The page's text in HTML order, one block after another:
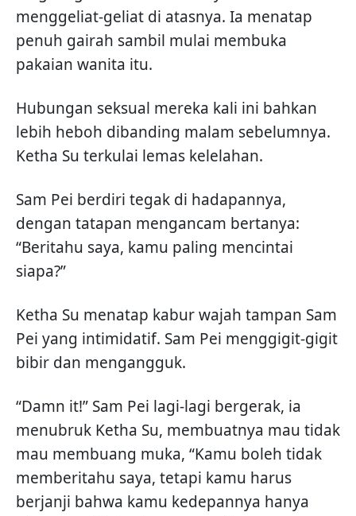
menggeliat-geliat di atasnya. Ia menatap
penuh gairah sambil mulai membuka
pakaian wanita itu.
Hubungan seksual mereka kali ini bahkan
lebih heboh dibanding malam sebelumnya.
Ketha Su terkulai lemas kelelahan.
Sam Pei berdiri tegak di hadapannya,
dengan tatapan mengancam bertanya:
“Beritahu saya, kamu paling mencintai
siapa?”
Ketha Su menatap kabur wajah tampan Sam
Pei yang intimidatif. Sam Pei menggigit-gigit
bibir dan mengangguk.
“Damn it!” Sam Pei lagi-lagi bergerak, ia
menubruk Ketha Su, membuatnya mau tidak
mau membuang muka, “Kamu boleh tidak
memberitahu saya, tetapi kamu harus
berjanji bahwa kamu kedepannya hanya